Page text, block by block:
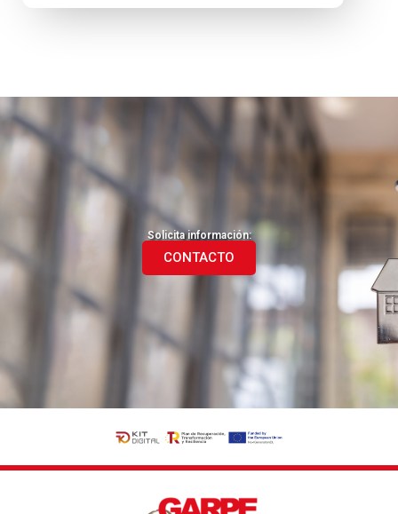
Solicita información:
CONTACTO